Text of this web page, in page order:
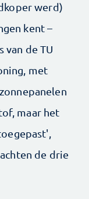
werd)
kent –
van de TU
met
maar het
de drie